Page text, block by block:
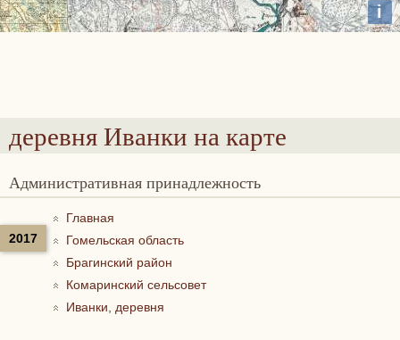
i
деревня Иванки на карте
Административная принадлежность
2017
Главная
Гомельская область
Брагинский район
Комаринский сельсовет
Иванки, деревня